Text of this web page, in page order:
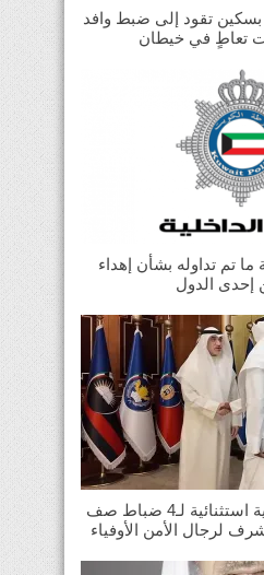
بسكين تقود إلى ضبط وافد
تعاطٍ في خيطان
تم تداوله بشأن إهداء
النائب الأول خلال ترقية استثنائية لـ4 ضباط صف
لرجال الأمن الأوفياء